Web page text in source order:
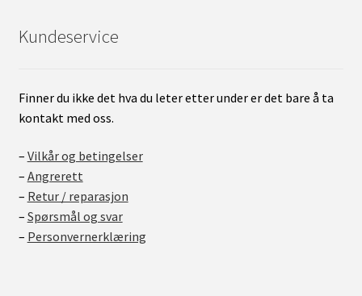
Kundeservice
Finner du ikke det hva du leter etter under er det bare å ta
kontakt med oss.
– Vilkår og betingelser
– Angrerett
– Retur / reparasjon
– Spørsmål og svar
– Personvernerklæring